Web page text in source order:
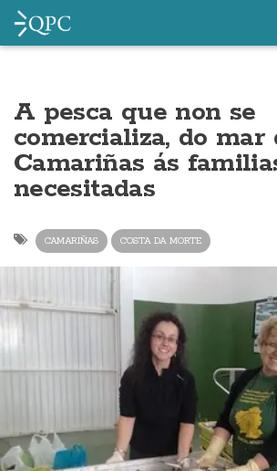
A pesca que non se
comercializa, do mar
Camariñas ás
necesitadas
CAMARIÑAS COSTA DA MORTE